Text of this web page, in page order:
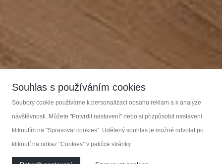
Souhlas s používáním cookies
Soubory cookie používáme k personalizaci obsahu reklam a k analýze
návštěvnosti. Můžete "Potvrdit nastavení" nebo si přizpůsobit nastavení
kliknutím na "Spravovat cookies". Udělený souhlas je možné odvolat po
kliknutí na odkaz "Cookies" v patičce stránky.